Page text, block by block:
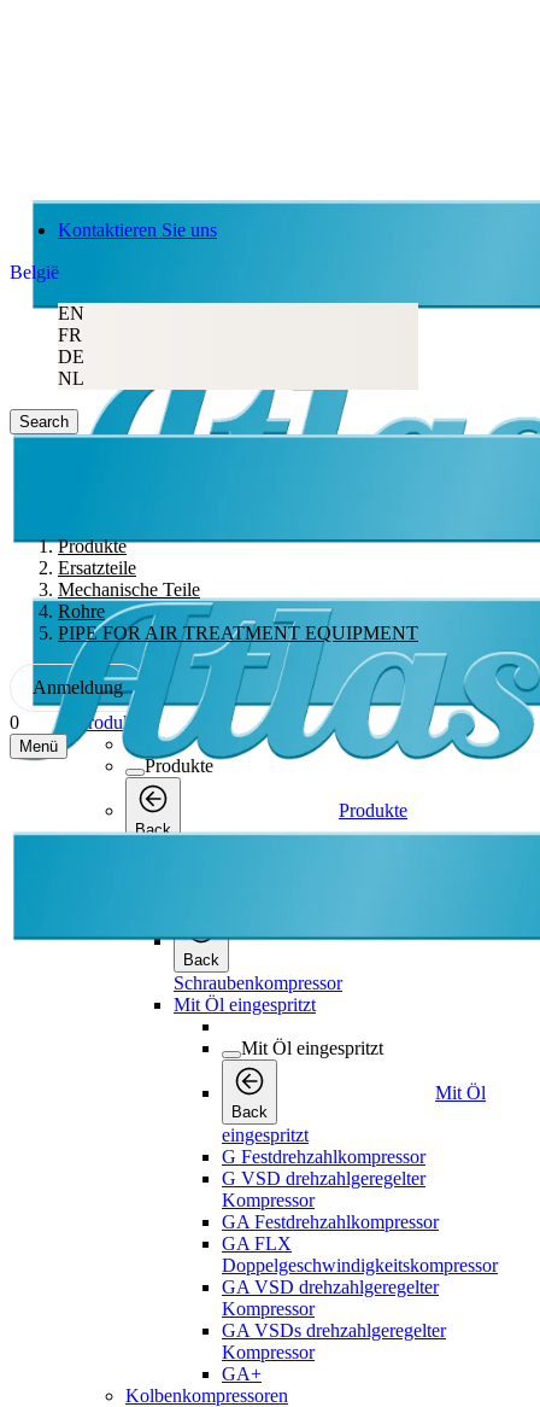
Kontaktieren Sie uns
België
EN
FR
DE
NL
Search
Produkte
Ersatzteile
Mechanische Teile
Rohre
PIPE FOR AIR TREATMENT EQUIPMENT
Anmeldung
0
Menü
Produkte
Produkte
Back
Produkte
Back
Schraubenkompressor
Mit Öl eingespritzt
Mit Öl eingespritzt
Back
Mit Öl
eingespritzt
G Festdrehzahlkompressor
G VSD drehzahlgeregelter
Kompressor
GA Festdrehzahlkompressor
GA FLX
Doppelgeschwindigkeitskompressor
GA VSD drehzahlgeregelter
Kompressor
GA VSDs drehzahlgeregelter
Kompressor
GA+
Kolbenkompressoren